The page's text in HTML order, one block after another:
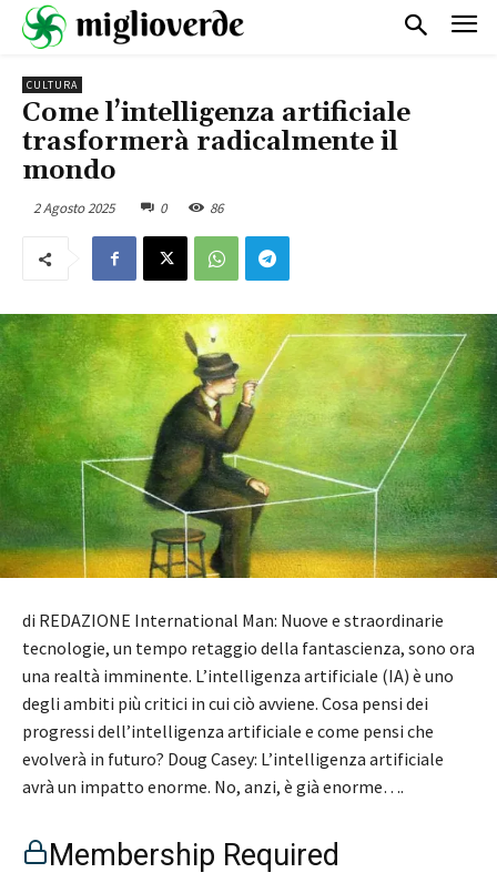
CULTURA
Come l’intelligenza artificiale
trasformerà radicalmente il
mondo
2 Agosto 2025 0 86
di REDAZIONE International Man: Nuove e straordinarie
tecnologie, un tempo retaggio della fantascienza, sono ora
una realtà imminente. L’intelligenza artificiale (IA) è uno
degli ambiti più critici in cui ciò avviene. Cosa pensi dei
progressi dell’intelligenza artificiale e come pensi che
evolverà in futuro? Doug Casey: L’intelligenza artificiale
avrà un impatto enorme. No, anzi, è già enorme….
Membership Required